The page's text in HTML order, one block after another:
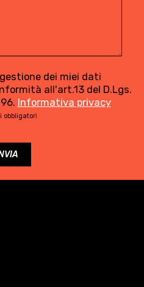
dei miei dati
all'art.13 del D.Lgs.
Informativa privacy
obbligatori